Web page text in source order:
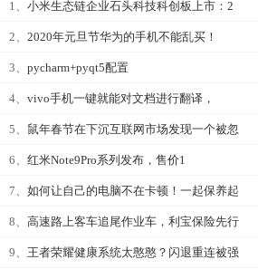
1、 小米生态链企业石头科技科创板上市：2
2、 2020年元旦节华为的手机不能乱买！
3、 pycharm+pyqt5配置
4、 vivo手机一键就能对文档进行翻译，
5、 鼠年春节在下沉互联网市场发现一个被忽
6、 红米Note9Pro系列发布，售价1
7、 如何让自己的电脑不在卡顿！一起保养起
8、 高速路上客车追尾作业车，利宝保险先行
9、 王者荣耀健康系统太憨憨？闪退重连被强